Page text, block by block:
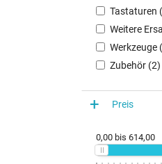
Tastaturen
Weitere
Werkzeuge
Zubehör (2)
Preis
0,00 bis 614,00